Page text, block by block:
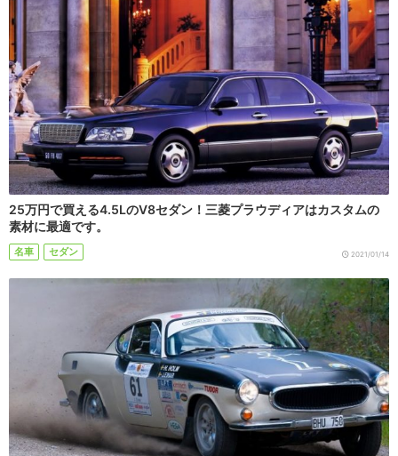
25万円で買える4.5LのV8セダン！三菱プラウディアはカスタムの
素材に最適です。
名車 セダン 2021/01/14